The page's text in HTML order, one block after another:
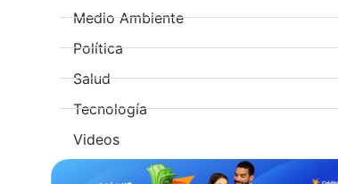
Medio Ambiente
Política
Salud
Tecnología
Videos